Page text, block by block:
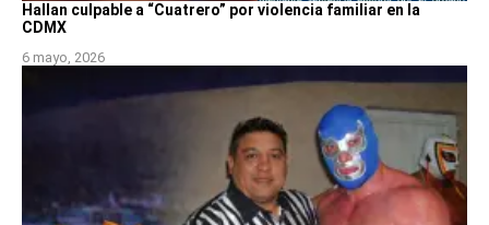
Hallan culpable a “Cuatrero” por violencia familiar en la
CDMX
6 mayo, 2026